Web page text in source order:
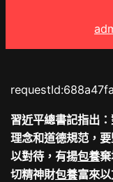
習近平總書記指出
理念和道德規范，
以對待，有揚包養
切精神財包養富來